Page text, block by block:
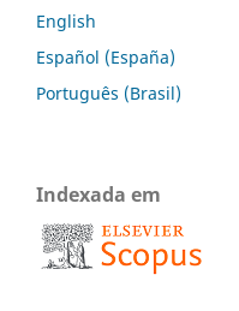
English
Español (España)
Português (Brasil)
Indexada em